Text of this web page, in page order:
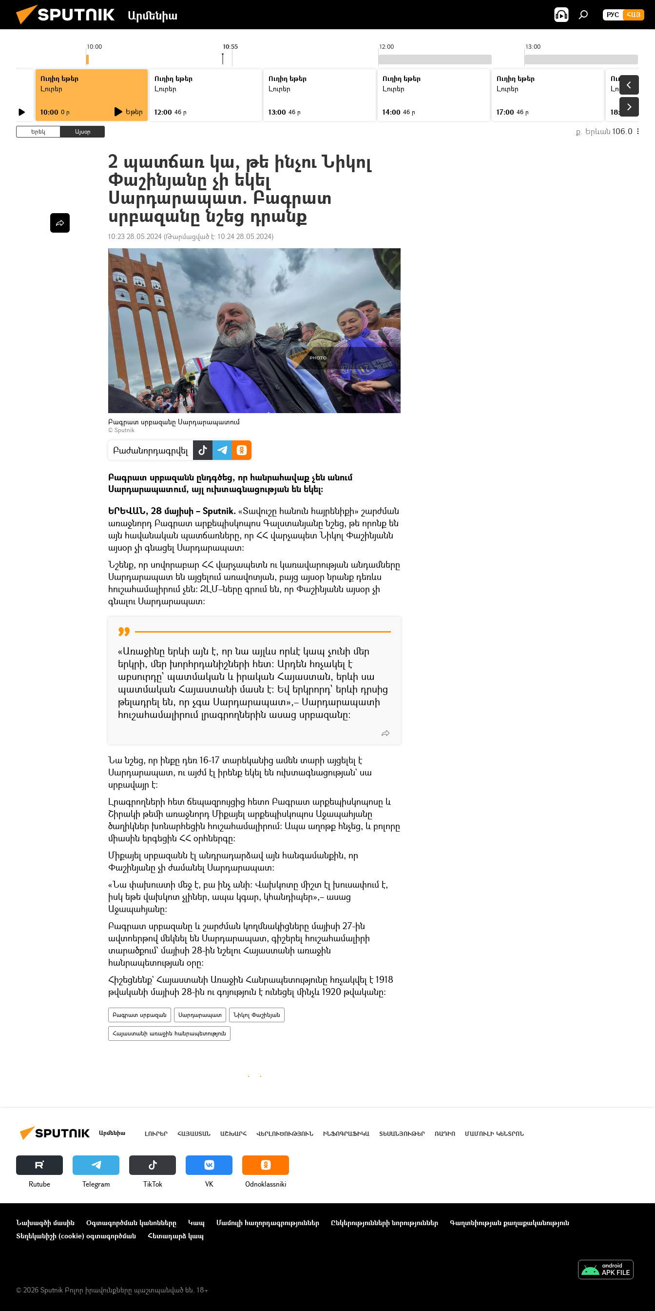
Արմենիա РУС ՀԱՅ
10:00 12:00 13:00
10:55
Ուղիղ եթեր
Լուրեր
10:00 0 ր Եթեր
Ուղիղ եթեր
Լուրեր
12:00 46 ր
Ուղիղ եթեր
Լուրեր
13:00 46 ր
Ուղիղ եթեր
Լուրեր
14:00 46 ր
Ուղիղ եթեր
Լուրեր
17:00 46 ր
Ուղիղ եթեր
Լուրեր
18:00
Երեկ Այսօր ք. Երևան 106.0
2 պատճառ կա, թե ինչու Նիկոլ
Փաշինյանը չի եկել
Սարդարապատ. Բագրատ
սրբազանը նշեց դրանք
10:23 28.05.2024 (Թարմացված է: 10:24 28.05.2024)
Բագրատ սրբազանը Սարդարապատում
© Sputnik
Բաժանորդագրվել
Բագրատ սրբազանն ընդգծեց, որ հանրահավաք չեն անում
Սարդարապատում, այլ ուխտագնացության են եկել։
ԵՐԵՎԱՆ, 28 մայիսի – Sputnik. «Տավուշը հանուն հայրենիքի» շարժման
առաջնորդ Բագրատ արքեպիսկոպոս Գալստանյանը նշեց, թե որոնք են
այն հավանական պատճառները, որ ՀՀ վարչապետ Նիկոլ Փաշինյանն
այսօր չի գնացել Սարդարապատ։
Նշենք, որ սովորաբար ՀՀ վարչապետն ու կառավարության անդամները
Սարդարապատ են այցելում առավոտյան, բայց այսօր նրանք դեռևս
հուշահամալիրում չեն։ ԶԼՄ–ները գրում են, որ Փաշինյանն այսօր չի
գնալու Սարդարապատ։
«Առաջինը երևի այն է, որ նա այլևս որևէ կապ չունի մեր
երկրի, մեր խորհրդանիշների հետ։ Արդեն հռչակել է
աբսուրդը` պատմական և իրական Հայաստան, երևի սա
պատմական Հայաստանի մասն է։ Եվ երկրորդ` երևի դրսից
թելադրել են, որ չգա Սարդարապատ»,– Սարդարապատի
հուշահամալիրում լրագրողներին ասաց սրբազանը։
Նա նշեց, որ ինքը դեռ 16-17 տարեկանից ամեն տարի այցելել է
Սարդարապատ, ու այժմ էլ իրենք եկել են ուխտագնացության` սա
սրբավայր է։
Լրագրողների հետ ճեպազրույցից հետո Բագրատ արքեպիսկոպոսը և
Շիրակի թեմի առաջնորդ Միքայել արքեպիսկոպոս Աջապահյանը
ծաղիկներ խոնարհեցին հուշահամալիրում։ Ապա աղոթք հնչեց, և բոլորը
միասին երգեցին ՀՀ օրհներգը։
Միքայել սրբազանն էլ անդրադարձավ այն հանգամանքին, որ
Փաշինյանը չի ժամանել Սարդարապատ։
«Նա փախուստի մեջ է, բա ինչ անի։ Վախկոտը միշտ էլ խուսափում է,
իսկ եթե վախկոտ չլիներ, ապա կգար, կհանդիպեր»,– ասաց
Աջապահյանը։
Բագրատ սրբազանը և շարժման կողմնակիցները մայիսի 27-ին
ավտոերթով մեկնել են Սարդարապատ, գիշերել հուշահամալիրի
տարածքում` մայիսի 28-ին նշելու Հայաստանի առաջին
հանրապետության օրը։
Հիշեցնենք` Հայաստանի Առաջին Հանրապետությունը հռչակվել է 1918
թվականի մայիսի 28-ին ու գոյություն է ունեցել մինչև 1920 թվականը։
Բագրատ սրբազան Սարդարապատ Նիկոլ Փաշինյան
Հայաստանի առաջին հանրապետություն
Արմենիա ԼՈՒՐԵՐ ՀԱՅԱՍՏԱՆ ԱՇԽԱՐՀ ՎԵՐԼՈՒԾՈՒԹՅՈՒՆ ԻՆՖՈԳՐԱՖԻԿԱ ՏԵՍԱՆՅՈՒԹԵՐ ՌԱԴԻՈ ՄԱՄՈՒԼԻ ԿԵՆՏՐՈՆ
Rutube Telegram ТikТоk VK Odnoklassniki
Նախագծի մասին Օգտագործման կանոնները Կապ Մամուլի հաղորդագրություններ Ընկերությունների նորություններ
Գաղտնիության քաղաքականություն
Տեղեկանիշի (cookie) օգտագործման
Հետադարձ կապ
© 2026 Sputnik Բոլոր իրավունքները պաշտպանված են. 18+